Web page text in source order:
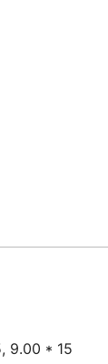
9.00 * 15